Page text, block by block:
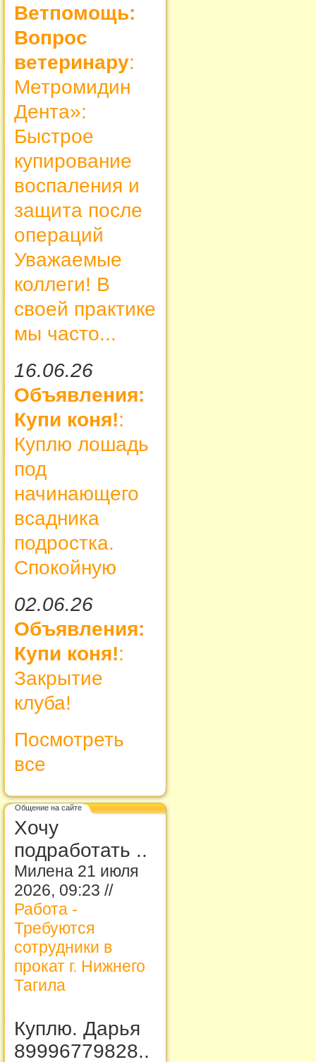
Ветпомощь:
Вопрос
ветеринару:
Метромидин
Дента»:
Быстрое
купирование
воспаления и
защита после
операций
Уважаемые
коллеги! В
своей практике
мы часто...
16.06.26
Объявления:
Купи коня!:
Куплю лошадь
под
начинающего
всадника
подростка.
Спокойную
02.06.26
Объявления:
Купи коня!:
Закрытие
клуба!
Посмотреть
все
Общение на сайте
Хочу
подработать ..
Милена 21 июля
2026, 09:23 //
Работа -
Требуются
сотрудники в
прокат г. Нижнего
Тагила
Куплю. Дарья
89996779828..